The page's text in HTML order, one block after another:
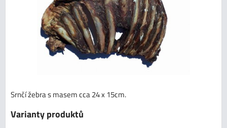
Srnčí žebra s masem cca 24 x 15cm.
Varianty produktů